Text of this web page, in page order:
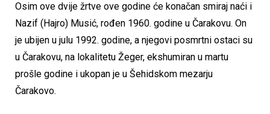
Osim ove dvije žrtve ove godine će konačan smiraj naći i
Nazif (Hajro) Musić, rođen 1960. godine u Čarakovu. On
je ubijen u julu 1992. godine, a njegovi posmrtni ostaci su
u Čarakovu, na lokalitetu Žeger, ekshumiran u martu
prošle godine i ukopan je u Šehidskom mezarju
Čarakovo.